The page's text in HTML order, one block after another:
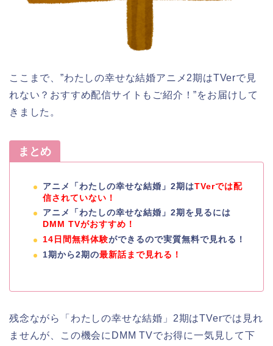
ここまで、”わたしの幸せな結婚アニメ2期はTVerで見
れない？おすすめ配信サイトもご紹介！”をお届けして
きました。
まとめ
アニメ「わたしの幸せな結婚」2期はTVerでは配
信されていない！
アニメ「わたしの幸せな結婚」2期を見るには
DMM TVがおすすめ！
14日間無料体験ができるので実質無料で見れる！
1期から2期の最新話まで見れる！
残念ながら「わたしの幸せな結婚」2期はTVerでは見れ
ませんが、この機会にDMM TVでお得に一気見して下